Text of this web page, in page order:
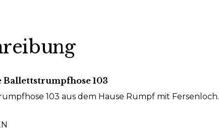
Ballettstrumpfhose 103
103 aus dem Hause Rumpf mit Fersenloch.